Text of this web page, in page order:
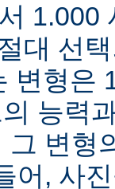
1.000
대 선
변형은
능력
그 변형
어, 사